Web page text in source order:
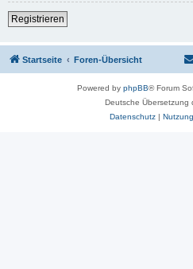
Registrieren
Startseite Foren-Übersicht
Powered by phpBB® Forum
Deutsche Übersetzung
Datenschutz|